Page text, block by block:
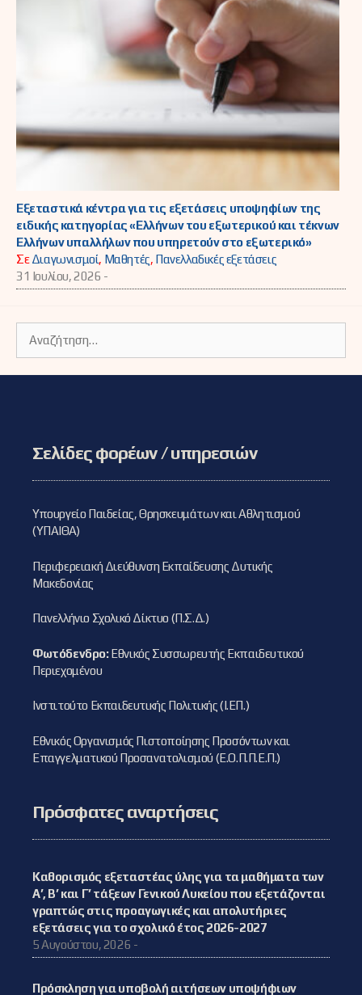
Εξεταστικά κέντρα για τις εξετάσεις υποψηφίων της
ειδικής κατηγορίας «Ελλήνων του εξωτερικού και τέκνων
Ελλήνων υπαλλήλων που υπηρετούν στο εξωτερικό»
ΣεΔιαγωνισμοί, Μαθητές, Πανελλαδικές εξετάσεις
31 Ιουλίου, 2026 -
για:
Σελίδες φορέων / υπηρεσιών
Υπουργείο Παιδείας, Θρησκευμάτων και Αθλητισμού
(ΥΠΑΙΘΑ)
Περιφερειακή Διεύθυνση Εκπαίδευσης Δυτικής
Μακεδονίας
Πανελλήνιο Σχολικό Δίκτυο (Π.Σ.Δ.)
Φωτόδενδρο:Εθνικός Συσσωρευτής Εκπαιδευτικού
Περιεχομένου
Ινστιτούτο Εκπαιδευτικής Πολιτικής (Ι.ΕΠ.)
Εθνικός Οργανισμός Πιστοποίησης Προσόντων και
Επαγγελματικού Προσανατολισμού (Ε.Ο.Π.Π.Ε.Π.)
Πρόσφατες αναρτήσεις
Καθορισμός εξεταστέας ύλης για τα μαθήματα των
Α’, Β’ και Γ’ τάξεων Γενικού Λυκείου που εξετάζονται
γραπτώς στις προαγωγικές και απολυτήριες
εξετάσεις για το σχολικό έτος 2026-2027
5 Αυγούστου, 2026 -
Πρόσκληση για υποβολή αιτήσεων υποψήφιων